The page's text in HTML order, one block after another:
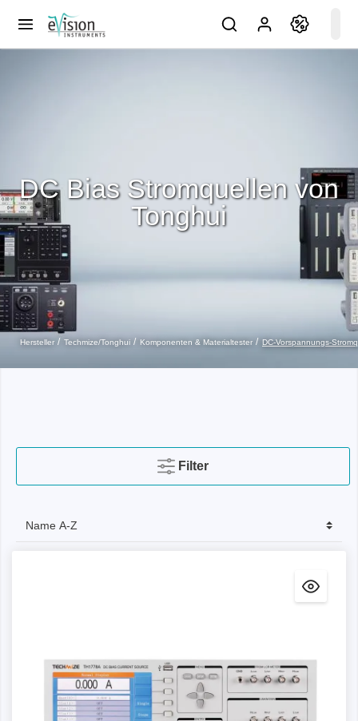
Hersteller Techmize/Tonghui Komponenten & Materialtester DC-Vorspannungs-
DC Bias Stromquellen von
Tonghui
Filter